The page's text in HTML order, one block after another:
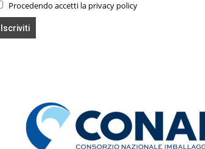
Procedendo accetti la privacy policy